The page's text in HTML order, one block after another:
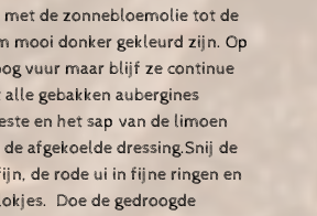
met de zonnebloemolie tot de
mooi donker gekleurd zijn. Op
vuur maar blijf ze continue
gebakken aubergines
en het sap van de limoen
afgekoelde dressing.Snij de
de rode ui in fijne ringen en
Doe de gedroogde